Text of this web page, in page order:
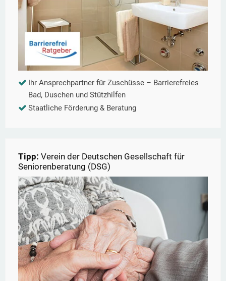
Ihr Ansprechpartner für Zuschüsse – Barrierefreies
Bad, Duschen und Stützhilfen
Staatliche Förderung & Beratung
Tipp: Verein der Deutschen Gesellschaft für
Seniorenberatung (DSG)